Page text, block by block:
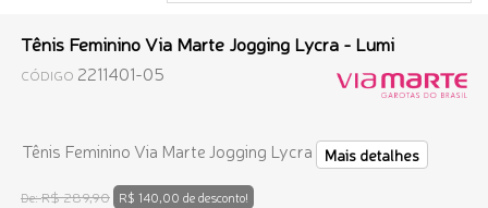
Tênis Feminino Via Marte Jogging Lycra - Lumi
CÓDIGO 2211401-05
Tênis Feminino Via Marte Jogging Lycra Mais detalhes
De:R$ 289,90 R$ 140,00 de desconto!